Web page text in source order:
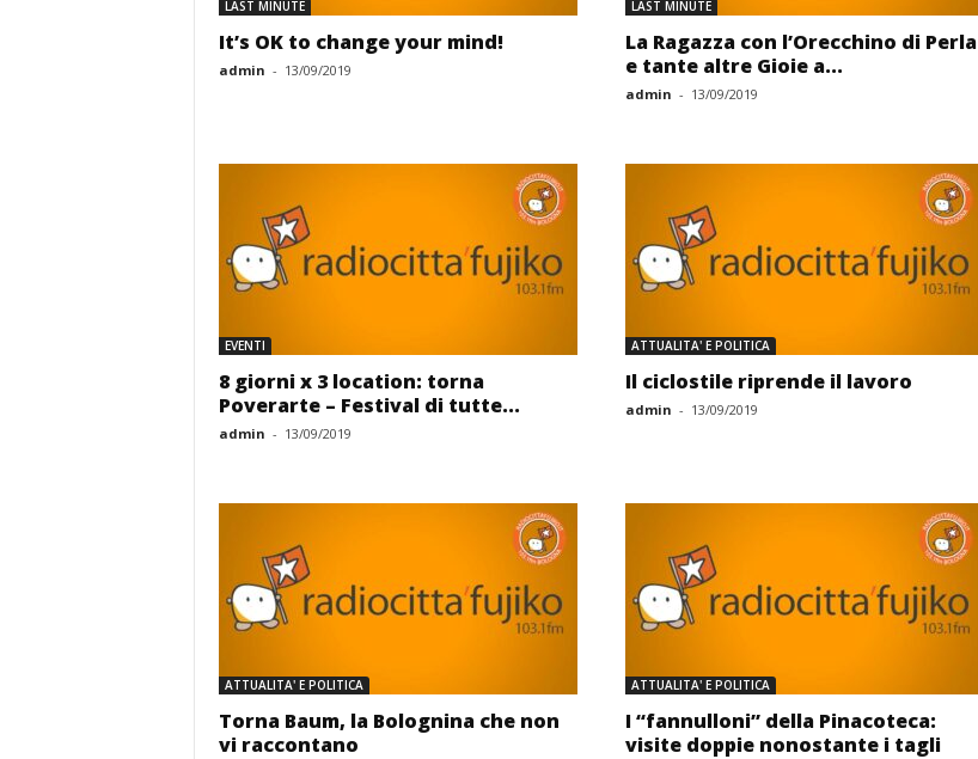
LAST MINUTE
It’s OK to change your mind!
admin - 13/09/2019
LAST MINUTE
La Ragazza con l’Orecchino di Perla
e tante altre Gioie a...
admin - 13/09/2019
EVENTI
8 giorni x 3 location: torna
Poverarte – Festival di tutte...
admin - 13/09/2019
ATTUALITA' E POLITICA
Il ciclostile riprende il lavoro
admin - 13/09/2019
ATTUALITA' E POLITICA
Torna Baum, la Bolognina che non
vi raccontano
ATTUALITA' E POLITICA
I “fannulloni” della Pinacoteca:
visite doppie nonostante i tagli